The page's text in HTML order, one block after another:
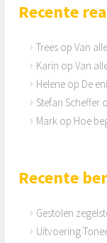
Recente
Trees opVan
Karin opVan
Helene op De
Stefan Scheffer
Mark op Hoe
Recente
Gestolen
Uitvoering